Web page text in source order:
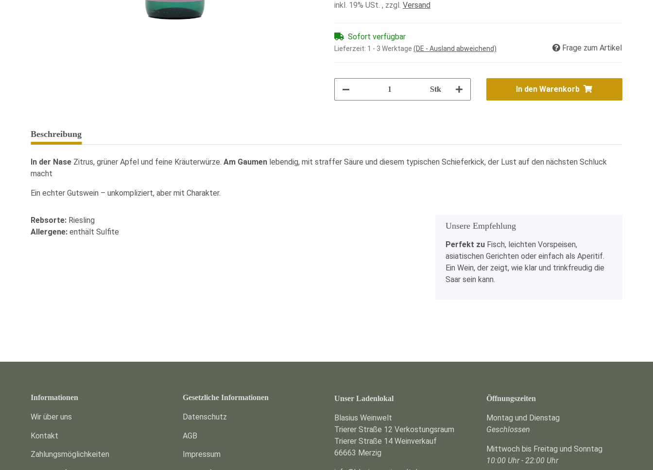
inkl. 19% USt. , zzgl. Versand
Sofort verfügbar
Lieferzeit: 1 - 3 Werktage (DE - Ausland abweichend) Frage zum Artikel
Stk In den Warenkorb
Beschreibung
In der Nase Zitrus, grüner Apfel und feine Kräuterwürze. Am Gaumen lebendig, mit straffer Säure und diesem typischen Schieferkick, der Lust auf den nächsten Schluck
macht
Ein echter Gutswein – unkompliziert, aber mit Charakter.
Rebsorte: Riesling
Allergene: enthält Sulfite
x
Unsere Empfehlung
Perfekt zu Fisch, leichten Vorspeisen,
asiatischen Gerichten oder einfach als Aperitif.
Ein Wein, der zeigt, wie klar und trinkfreudig die
Saar sein kann.
Informationen
Wir über uns
Kontakt
Zahlungsmöglichkeiten
Gesetzliche Informationen
Datenschutz
AGB
Impressum
Unser Ladenlokal
Blasius Weinwelt
Trierer Straße 12 Verkostungsraum
Trierer Straße 14 Weinverkauf
66663 Merzig
Öffnungszeiten
Montag und Dienstag
Geschlossen
Mittwoch bis Freitag und Sonntag
10:00 Uhr - 22:00 Uhr